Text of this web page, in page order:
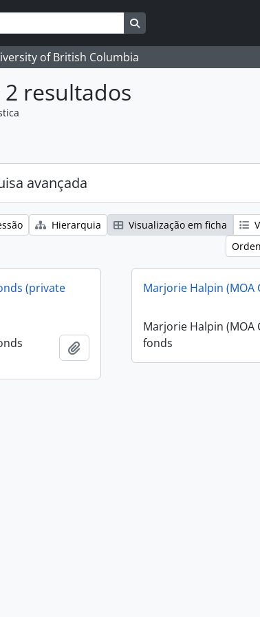
Search in browse page
of British Columbia
resultados
avançada
Hierarquia Visualização em ficha
(private
Adicionar à área de transferência
Marjorie Halpin (MOA
Marjorie Halpin (MOA
fonds